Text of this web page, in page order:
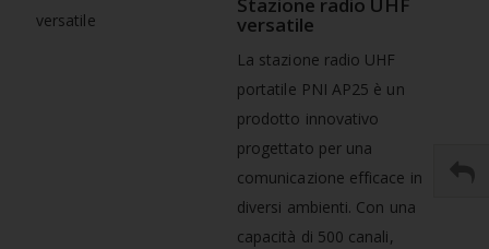
Stazione radio UHF
versatile
La stazione radio UHF
portatile PNI AP25 è un
prodotto innovativo
progettato per una
comunicazione efficace in
diversi ambienti. Con una
capacità di 500 canali,